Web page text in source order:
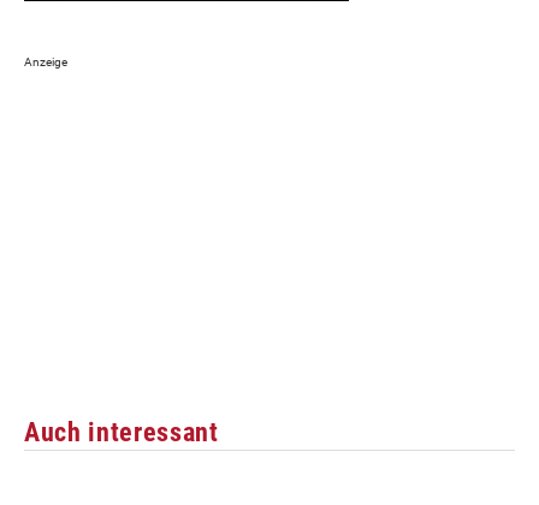
Auch interessant